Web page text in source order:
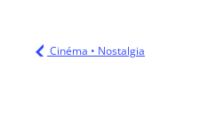
Cinéma • Nostalgia